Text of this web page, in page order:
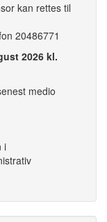
kan rettes til
20486771
2026 kl.
medio
i